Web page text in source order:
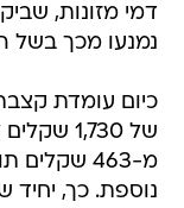
דמי מזונות,
נמנעו מכך בשל
כיום עומדת
של